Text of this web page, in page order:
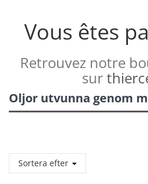
Vous êtes
Retrouvez notre
sur
Oljor utvunna genom
Sortera efter